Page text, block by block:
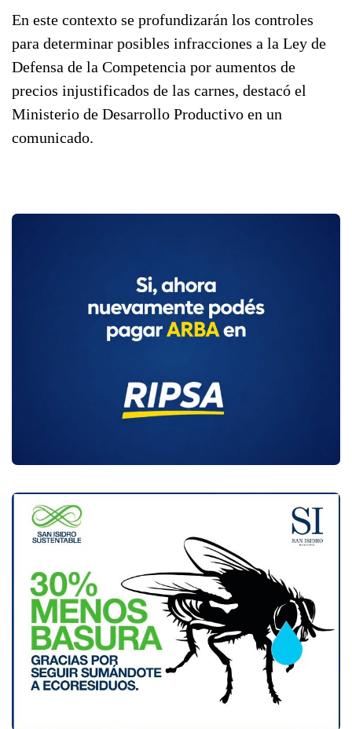
En este contexto se profundizarán los controles
para determinar posibles infracciones a la Ley de
Defensa de la Competencia por aumentos de
precios injustificados de las carnes, destacó el
Ministerio de Desarrollo Productivo en un
comunicado.